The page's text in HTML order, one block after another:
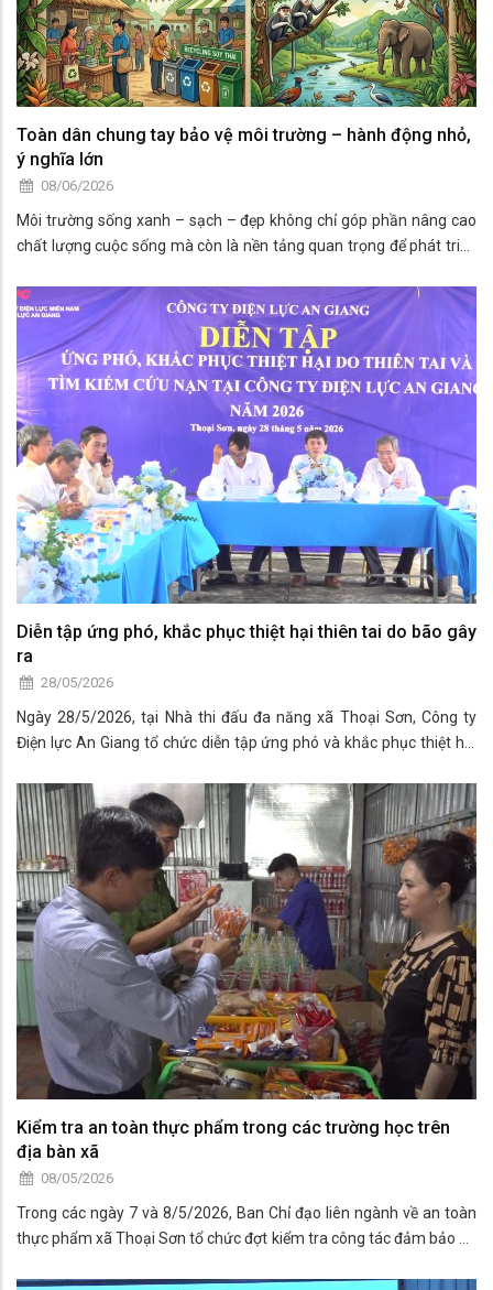
Toàn dân chung tay bảo vệ môi trường – hành động nhỏ,
ý nghĩa lớn
08/06/2026
Môi trường sống xanh – sạch – đẹp không chỉ góp phần nâng cao
chất lượng cuộc sống mà còn là nền tảng quan trọng để phát triển
hiện đại. Chính vì vậy, bảo vệ môi trường không còn là trách nhiệm
của riêng ngành chức năng mà cần sự chung tay của cả cộng
đồng.
Diễn tập ứng phó, khắc phục thiệt hại thiên tai do bão gây
ra
28/05/2026
Ngày 28/5/2026, tại Nhà thi đấu đa năng xã Thoại Sơn, Công ty
Điện lực An Giang tổ chức diễn tập ứng phó và khắc phục thiệt hại
cấp điện an toàn, liên tục trong mùa mưa bão năm 2026.
Kiểm tra an toàn thực phẩm trong các trường học trên
địa bàn xã
08/05/2026
Trong các ngày 7 và 8/5/2026, Ban Chỉ đạo liên ngành về an toàn
thực phẩm xã Thoại Sơn tổ chức đợt kiểm tra công tác đảm bảo an